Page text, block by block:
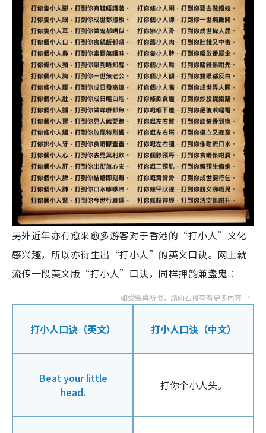
另外近年亦有愈来愈多游客对于香港的“打小人”文化
感兴趣，所以亦衍生出“打小人”的英文口诀。网上就
流传一段英文版“打小人”口诀，同样押韵兼盏鬼︰
打小人口诀（英文） 打小人口诀（中文）
Beat your little
head.
打你个小人头。